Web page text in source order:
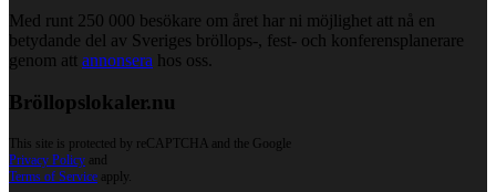
Med runt 250 000 besökare om året har ni möjlighet att nå en
betydande del av Sveriges bröllops-, fest- och konferensplanerare
genom att annonsera hos oss.
Bröllopslokaler.nu
This site is protected by reCAPTCHA and the Google
Privacy Policy and
Terms of Service apply.